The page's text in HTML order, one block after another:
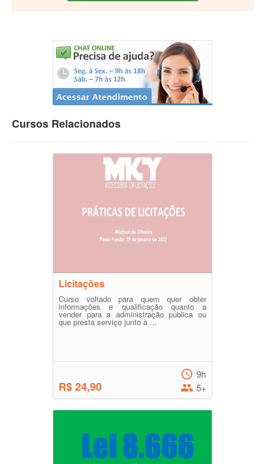
Cursos Relacionados
Licitações
Curso voltado para quem quer obter
informações e qualificação quanto a
vender para a administração pública ou
que presta serviço junto à ...
R$ 24,90
9h
5+